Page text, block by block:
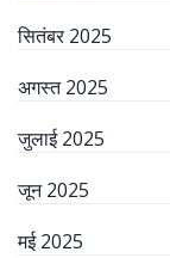
सितंबर 2025
अगस्त 2025
जुलाई 2025
जून 2025
मई 2025